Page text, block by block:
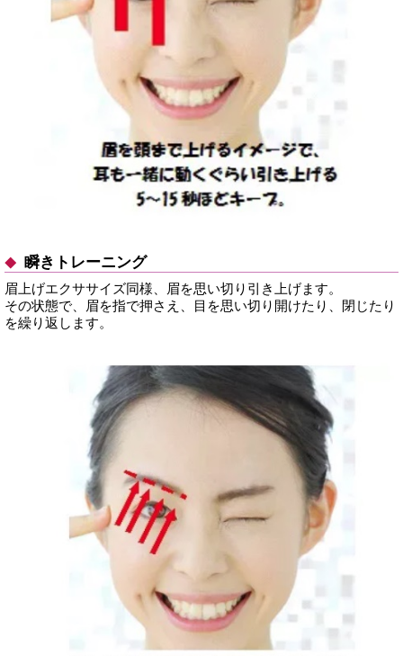
瞬きトレーニング
眉上げエクササイズ同様、眉を思い切り引き上げます。
その状態で、眉を指で押さえ、目を思い切り開けたり、閉じたり
を繰り返します。